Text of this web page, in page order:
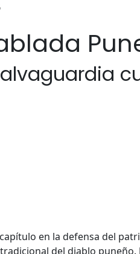
en la defensa del
del diablo